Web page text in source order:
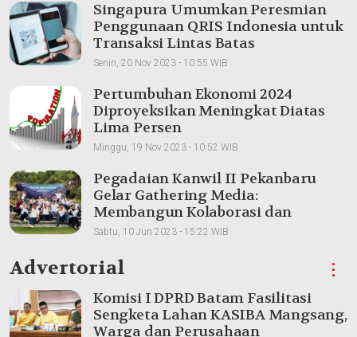
Singapura Umumkan Peresmian
Penggunaan QRIS Indonesia untuk
Transaksi Lintas Batas
Senin, 20 Nov 2023 - 10:55 WIB
Pertumbuhan Ekonomi 2024
Diproyeksikan Meningkat Diatas
Lima Persen
Minggu, 19 Nov 2023 - 10:52 WIB
Pegadaian Kanwil II Pekanbaru
Gelar Gathering Media:
Membangun Kolaborasi dan
Meningkatkan Pemahaman Produk
Sabtu, 10 Jun 2023 - 15:22 WIB
Advertorial ⋮
Komisi I DPRD Batam Fasilitasi
Sengketa Lahan KASIBA Mangsang,
Warga dan Perusahaan